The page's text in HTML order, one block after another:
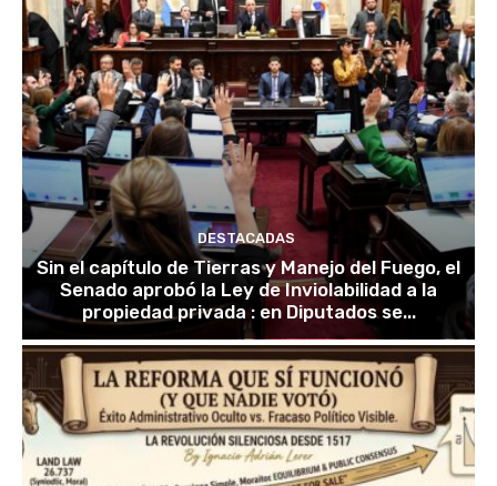
DESTACADAS
Sin el capítulo de Tierras y Manejo del Fuego, el
Senado aprobó la Ley de Inviolabilidad a la
propiedad privada : en Diputados se...